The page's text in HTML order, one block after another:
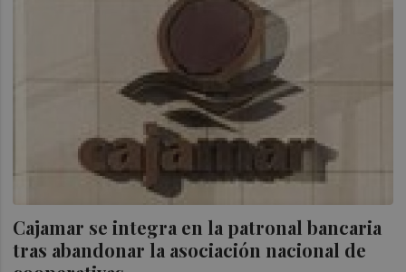
Cajamar se integra en la patronal bancaria
tras abandonar la asociación nacional de